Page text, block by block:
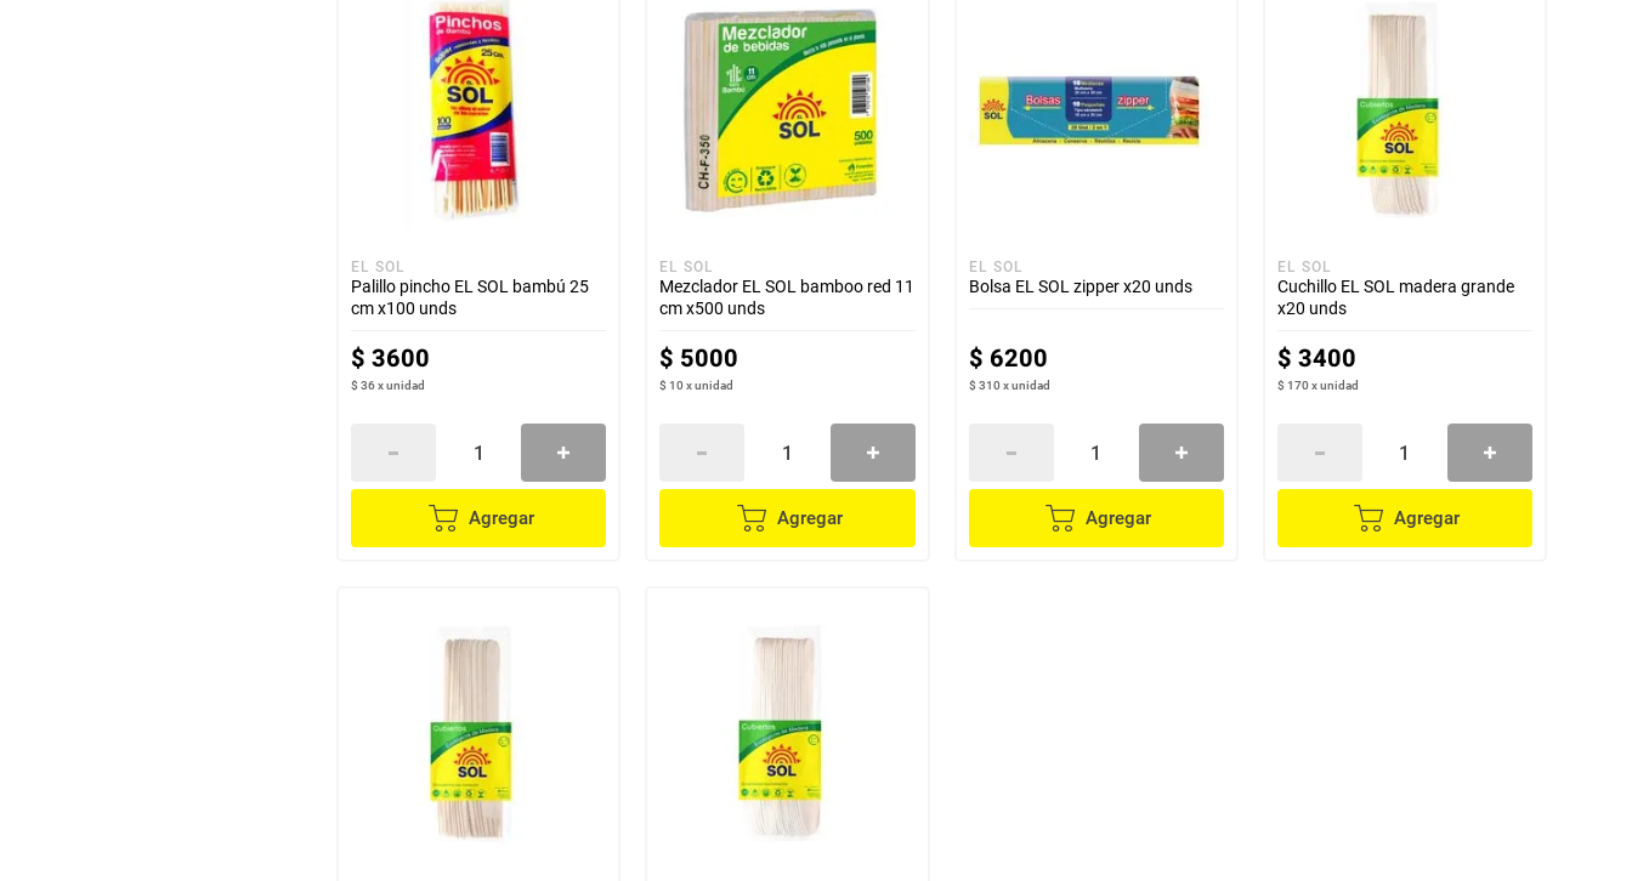
EL SOL
Palillo pincho EL SOL bambú 25
cm x100 unds
$ 3600
$ 36xunidad
Agregar
EL SOL
Mezclador EL SOL bamboo red 11
cm x500 unds
$ 5000
$ 10xunidad
Agregar
EL SOL
Bolsa EL SOL zipper x20 unds
$ 6200
$ 310xunidad
Agregar
EL SOL
Cuchillo EL SOL madera grande
x20 unds
$ 3400
$ 170xunidad
Agregar